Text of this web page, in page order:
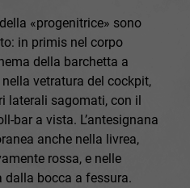
«progenitrice» sono
in primis nel corpo
della barchetta a
vetratura del cockpit,
laterali sagomati, con il
bar a vista. L’antesignana
anche nella livrea,
rossa, e nelle
dalla bocca a fessura.